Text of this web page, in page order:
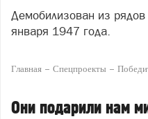
Демобилизован из
января 1947 года.
Главная Спецпроекты
Они подарили нам